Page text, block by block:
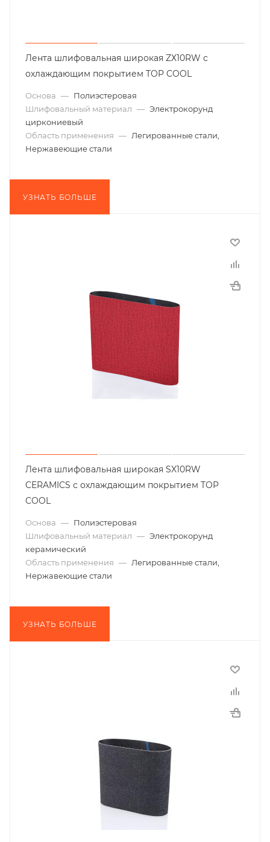
Лента шлифовальная широкая ZХ10RW с
охлаждающим покрытием TOP COOL
Основа — Полиэстеровая
Шлифовальный материал — Электрокорунд
циркониевый
Область применения — Легированные стали,
Нержавеющие стали
УЗНАТЬ БОЛЬШЕ
Лента шлифовальная широкая SX10RW
CERAMICS с охлаждающим покрытием TOP
COOL
Основа — Полиэстеровая
Шлифовальный материал — Электрокорунд
керамический
Область применения — Легированные стали,
Нержавеющие стали
УЗНАТЬ БОЛЬШЕ